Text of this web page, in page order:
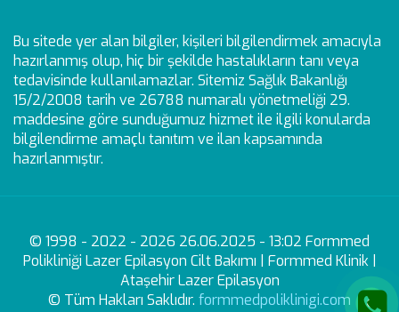
Bu sitede yer alan bilgiler, kişileri bilgilendirmek amacıyla
hazırlanmış olup, hiç bir şekilde hastalıkların tanı veya
tedavisinde kullanılamazlar. Sitemiz Sağlık Bakanlığı
15/2/2008 tarih ve 26788 numaralı yönetmeliği 29.
maddesine göre sunduğumuz hizmet ile ilgili konularda
bilgilendirme amaçlı tanıtım ve ilan kapsamında
hazırlanmıştır.
© 1998 - 2022 - 2026 26.06.2025 - 13:02 Formmed
Polikliniği Lazer Epilasyon Cilt Bakımı | Formmed Klinik |
Ataşehir Lazer Epilasyon
© Tüm Hakları Saklıdır. formmedpoliklinigi.com